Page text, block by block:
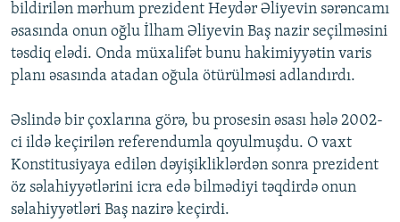
XƏBƏR BÜLLETENLƏRIMIZ
bildirilən mərhum prezident Heydər Əliyevin sərəncamı
əsasında onun oğlu İlham Əliyevin Baş nazir seçilməsini
təsdiq elədi. Onda müxalifət bunu hakimiyyətin varis
planı əsasında atadan oğula ötürülməsi adlandırdı.
Əslində bir çoxlarına görə, bu prosesin əsası hələ 2002-
ci ildə keçirilən referendumla qoyulmuşdu. O vaxt
Konstitusiyaya edilən dəyişikliklərdən sonra prezident
öz səlahiyyətlərini icra edə bilmədiyi təqdirdə onun
səlahiyyətləri Baş nazirə keçirdi.